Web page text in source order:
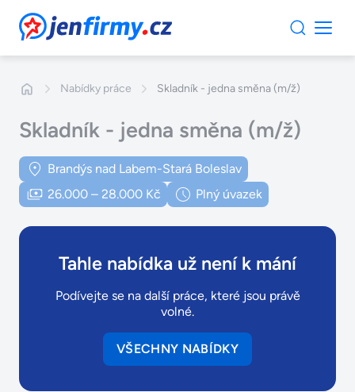
JenFirmy.cz
Nabídky práce Skladník - jedna směna (m/ž)
Skladník - jedna směna (m/ž)
Brandýs nad Labem-Stará Boleslav
26.000 – 28.000 Kč
Plný úvazek
Tahle nabídka už není k mání
Podívejte se na další práce, které jsou právě
volné.
VŠECHNY NABÍDKY